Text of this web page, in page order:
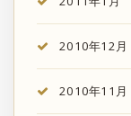
2010年12月
2010年11月